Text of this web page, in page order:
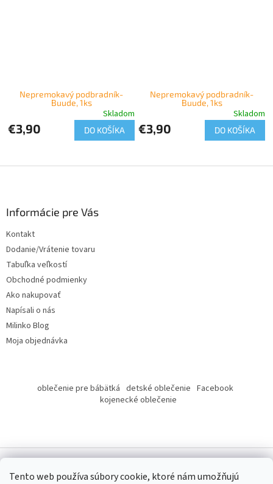
Tento web používa súbory cookie, ktoré nám umožňujú
Nepremokavý podbradník-
Buude, 1ks
Skladom
€3,90 DO KOŠÍKA
Nepremokavý podbradník-
Buude, 1ks
Skladom
€3,90 DO KOŠÍKA
Informácie pre Vás
Kontakt
Dodanie/Vrátenie tovaru
Tabuľka veľkostí
Obchodné podmienky
Ako nakupovať
Napísali o nás
Milinko Blog
Moja objednávka
oblečenie pre bábätká detské oblečenie Facebook
kojenecké oblečenie